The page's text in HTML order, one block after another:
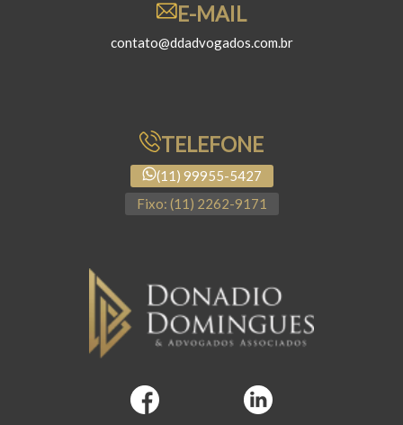
E-MAIL
contato@ddadvogados.com.br
TELEFONE
(11) 99955-5427
Fixo: (11) 2262-9171